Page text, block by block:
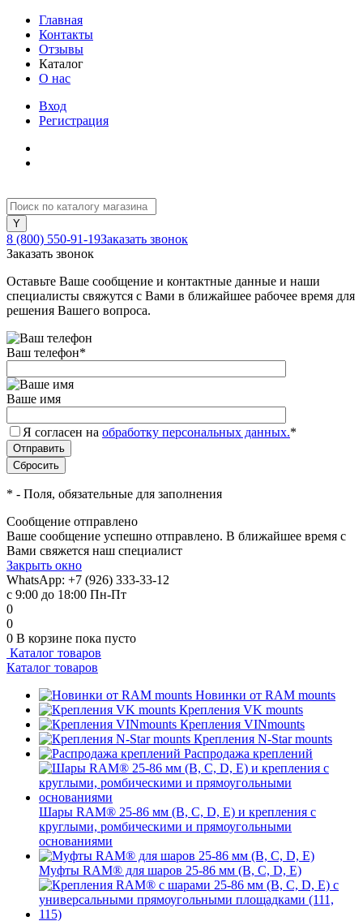
Главная
Контакты
Отзывы
Каталог
О нас
Вход
Регистрация
8 (800) 550-91-19Заказать звонок
Заказать звонок
Оставьте Ваше сообщение и контактные данные и наши
специалисты свяжутся с Вами в ближайшее рабочее время для
решения Вашего вопроса.
Ваш телефон*
Ваше имя
Я согласен на обработку персональных данных.*
* - Поля, обязательные для заполнения
Сообщение отправлено
Ваше сообщение успешно отправлено. В ближайшее время с
Вами свяжется наш специалист
Закрыть окно
WhatsApp: +7 (926) 333-33-12
с 9:00 до 18:00 Пн-Пт
0
0
0 В корзине пока пусто
Каталог товаров
Каталог товаров
Новинки от RAM mounts
Крепления VK mounts
Крепления VINmounts
Крепления N-Star mounts
Распродажа креплений
Шары RAM® 25-86 мм (B, C, D, E) и крепления с
круглыми, ромбическими и прямоугольными
основаниями
Муфты RAM® для шаров 25-86 мм (B, C, D, E)